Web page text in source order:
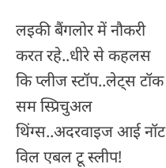
लइकी बैंगलोर में नौकरी
करत रहे..धीरे से कहलस
कि प्लीज स्टॉप..लेट्स टॉक
सम स्प्रिचुअल
थिंग्स..अदरवाइज आई नॉट
विल एबल टू स्लीप!